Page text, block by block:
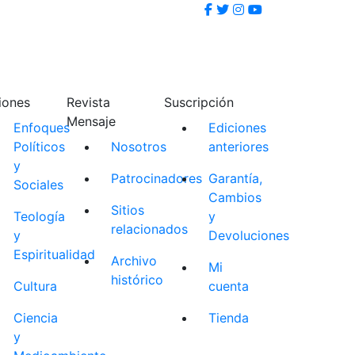
Enfoques
Políticos
y
Sociales
Teología
y
Espiritualidad
Cultura
Ciencia
y
Revista
Mensaje
Nosotros
Patrocinadores
Sitios
relacionados
Archivo
histórico
Suscripción
Ediciones
anteriores
Garantía,
Cambios
y
Devoluciones
Mi
cuenta
Tienda